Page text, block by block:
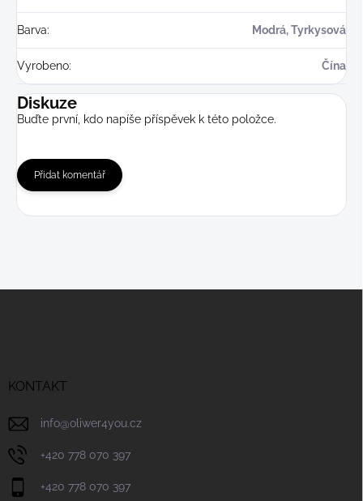
Barva: Modrá, Tyrkysová
Vyrobeno: Čína
Diskuze
Buďte první, kdo napíše příspěvek k této položce.
Přidat komentář
KONTAKT
info@oliwer4you.cz
+420 778 070 397
+420 778 070 397